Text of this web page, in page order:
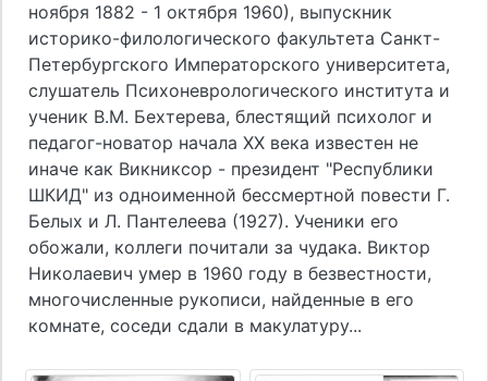
ноября 1882 - 1 октября 1960), выпускник
историко-филологического факультета Санкт-
Петербургского Императорского университета,
слушатель Психоневрологического института и
ученик В.М. Бехтерева, блестящий психолог и
педагог-новатор начала ХХ века известен не
иначе как Викниксор - президент "Республики
ШКИД" из одноименной бессмертной повести Г.
Белых и Л. Пантелеева (1927). Ученики его
обожали, коллеги почитали за чудака. Виктор
Николаевич умер в 1960 году в безвестности,
многочисленные рукописи, найденные в его
комнате, соседи сдали в макулатуру...